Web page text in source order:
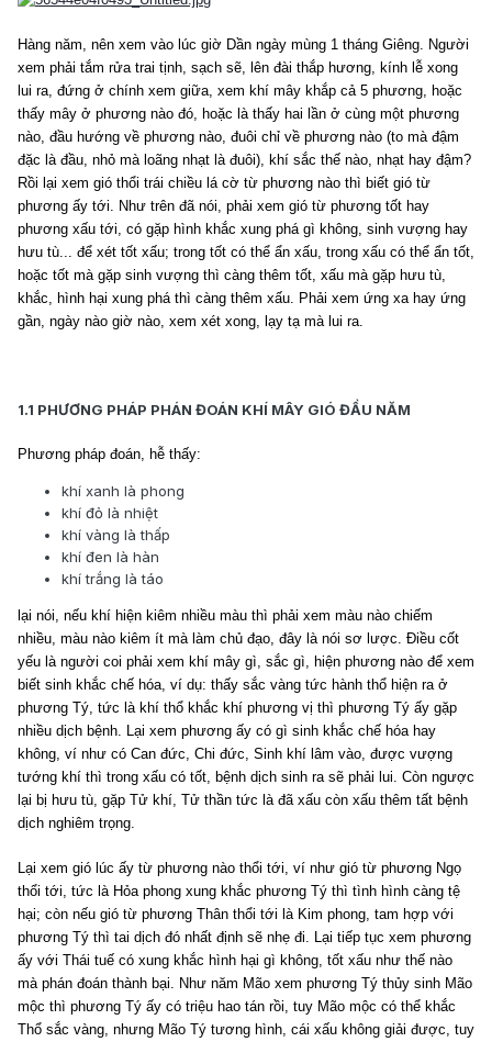
Hàng năm, nên xem vào lúc giờ Dần ngày mùng 1 tháng Giêng. Người
xem phải tắm rửa trai tịnh, sạch sẽ, lên đài thắp hương, kính lễ xong
lui ra, đứng ở chính xem giữa, xem khí mây khắp cả 5 phương, hoặc
thấy mây ở phương nào đó, hoặc là thấy hai lần ở cùng một phương
nào, đầu hướng về phương nào, đuôi chỉ về phương nào (to mà đậm
đặc là đầu, nhỏ mà loãng nhạt là đuôi), khí sắc thế nào, nhạt hay đậm?
Rồi lại xem gió thổi trái chiều lá cờ từ phương nào thì biết gió từ
phương ấy tới. Như trên đã nói, phải xem gió từ phương tốt hay
phương xấu tới, có gặp hình khắc xung phá gì không, sinh vượng hay
hưu tù... để xét tốt xấu; trong tốt có thể ẩn xấu, trong xấu có thể ẩn tốt,
hoặc tốt mà gặp sinh vượng thì càng thêm tốt, xấu mà gặp hưu tù,
khắc, hình hại xung phá thì càng thêm xấu. Phải xem ứng xa hay ứng
gần, ngày nào giờ nào, xem xét xong, lạy tạ mà lui ra.
1.1 PHƯƠNG PHÁP PHÁN ĐOÁN KHÍ MÂY GIÓ ĐẦU NĂM
Phương pháp đoán, hễ thấy:
khí xanh là phong
khí đỏ là nhiệt
khí vàng là thấp
khí đen là hàn
khí trắng là táo
lại nói, nếu khí hiện kiêm nhiều màu thì phải xem màu nào chiếm
nhiều, màu nào kiêm ít mà làm chủ đạo, đây là nói sơ lược. Điều cốt
yếu là người coi phải xem khí mây gì, sắc gì, hiện phương nào để xem
biết sinh khắc chế hóa, ví dụ: thấy sắc vàng tức hành thổ hiện ra ở
phương Tý, tức là khí thổ khắc khí phương vị thì phương Tý ấy gặp
nhiều dịch bệnh. Lại xem phương ấy có gì sinh khắc chế hóa hay
không, ví như có Can đức, Chi đức, Sinh khí lâm vào, được vượng
tướng khí thì trong xấu có tốt, bệnh dịch sinh ra sẽ phải lui. Còn ngược
lại bị hưu tù, gặp Tử khí, Tử thần tức là đã xấu còn xấu thêm tất bệnh
dịch nghiêm trọng.
Lại xem gió lúc ấy từ phương nào thổi tới, ví như gió từ phương Ngọ
thổi tới, tức là Hỏa phong xung khắc phương Tý thì tình hình càng tệ
hại; còn nếu gió từ phương Thân thổi tới là Kim phong, tam hợp với
phương Tý thì tai dịch đó nhất định sẽ nhẹ đi. Lại tiếp tục xem phương
ấy với Thái tuế có xung khắc hình hại gì không, tốt xấu như thế nào
mà phán đoán thành bại. Như năm Mão xem phương Tý thủy sinh Mão
mộc thì phương Tý ấy có triệu hao tán rồi, tuy Mão mộc có thể khắc
Thổ sắc vàng, nhưng Mão Tý tương hình, cái xấu không giải được, tuy